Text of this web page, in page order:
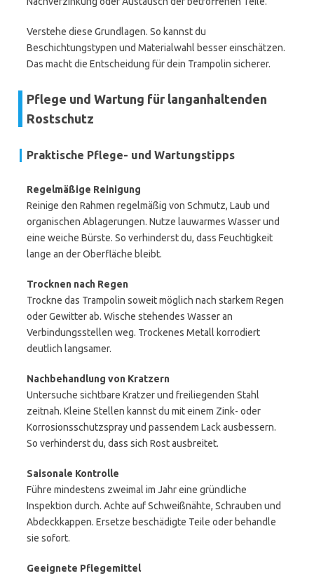
Verstehe diese Grundlagen. So kannst du
Beschichtungstypen und Materialwahl besser einschätzen.
Das macht die Entscheidung für dein Trampolin sicherer.
Pflege und Wartung für langanhaltenden
Rostschutz
Praktische Pflege- und Wartungstipps
Regelmäßige Reinigung
Reinige den Rahmen regelmäßig von Schmutz, Laub und
organischen Ablagerungen. Nutze lauwarmes Wasser und
eine weiche Bürste. So verhinderst du, dass Feuchtigkeit
lange an der Oberfläche bleibt.
Trocknen nach Regen
Trockne das Trampolin soweit möglich nach starkem Regen
oder Gewitter ab. Wische stehendes Wasser an
Verbindungsstellen weg. Trockenes Metall korrodiert
deutlich langsamer.
Nachbehandlung von Kratzern
Untersuche sichtbare Kratzer und freiliegenden Stahl
zeitnah. Kleine Stellen kannst du mit einem Zink- oder
Korrosionsschutzspray und passendem Lack ausbessern.
So verhinderst du, dass sich Rost ausbreitet.
Saisonale Kontrolle
Führe mindestens zweimal im Jahr eine gründliche
Inspektion durch. Achte auf Schweißnähte, Schrauben und
Abdeckkappen. Ersetze beschädigte Teile oder behandle
sie sofort.
Geeignete Pflegemittel